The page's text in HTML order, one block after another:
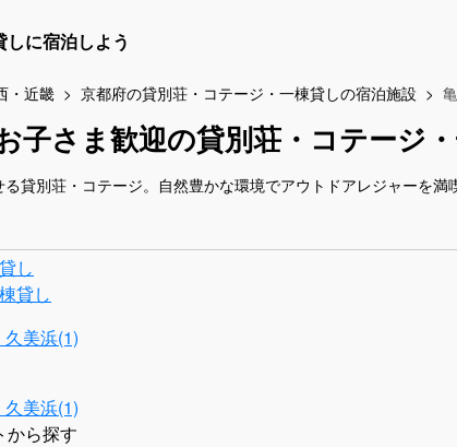
に宿泊しよう
・近畿 京都府の貸別荘・コテージ・一棟貸しの宿泊施設
子さま歓迎の貸別荘・コテージ
貸別荘・コテージ。自然豊かな環境でアウトドアレジャーを満
し
貸し
美浜(1)
美浜(1)
から探す